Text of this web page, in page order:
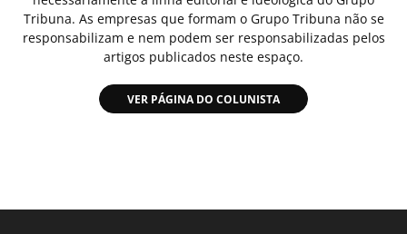
Tribuna. As empresas que formam o Grupo Tribuna não se
responsabilizam e nem podem ser responsabilizadas pelos
artigos publicados neste espaço.
VER PÁGINA DO COLUNISTA